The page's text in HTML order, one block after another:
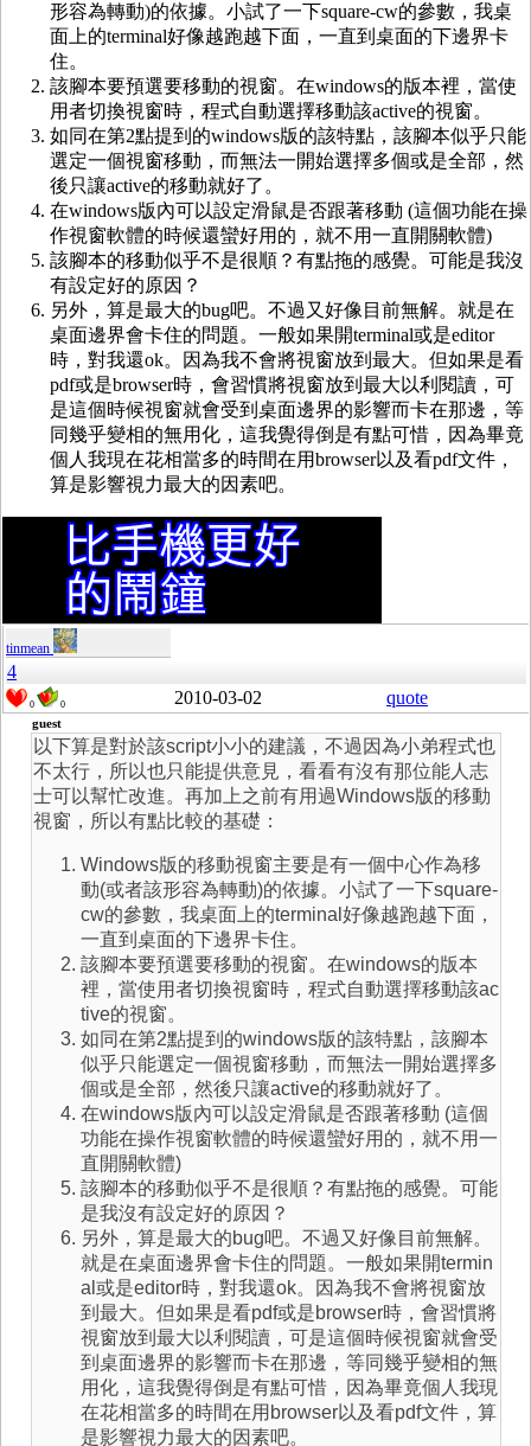
形容為轉動)的依據。小試了一下square-cw的參數，我桌
面上的terminal好像越跑越下面，一直到桌面的下邊界卡
住。
該腳本要預選要移動的視窗。在windows的版本裡，當使
用者切換視窗時，程式自動選擇移動該active的視窗。
如同在第2點提到的windows版的該特點，該腳本似乎只能
選定一個視窗移動，而無法一開始選擇多個或是全部，然
後只讓active的移動就好了。
在windows版內可以設定滑鼠是否跟著移動 (這個功能在操
作視窗軟體的時候還蠻好用的，就不用一直開關軟體)
該腳本的移動似乎不是很順？有點拖的感覺。可能是我沒
有設定好的原因？
另外，算是最大的bug吧。不過又好像目前無解。就是在
桌面邊界會卡住的問題。一般如果開terminal或是editor
時，對我還ok。因為我不會將視窗放到最大。但如果是看
pdf或是browser時，會習慣將視窗放到最大以利閱讀，可
是這個時候視窗就會受到桌面邊界的影響而卡在那邊，等
同幾乎變相的無用化，這我覺得倒是有點可惜，因為畢竟
個人我現在花相當多的時間在用browser以及看pdf文件，
算是影響視力最大的因素吧。
tinmean
4
0 0 2010-03-02 quote
guest
以下算是對於該script小小的建議，不過因為小弟程式也
不太行，所以也只能提供意見，看看有沒有那位能人志
士可以幫忙改進。再加上之前有用過Windows版的移動
視窗，所以有點比較的基礎：
Windows版的移動視窗主要是有一個中心作為移
動(或者該形容為轉動)的依據。小試了一下square-
cw的參數，我桌面上的terminal好像越跑越下面，
一直到桌面的下邊界卡住。
該腳本要預選要移動的視窗。在windows的版本
裡，當使用者切換視窗時，程式自動選擇移動該ac
tive的視窗。
如同在第2點提到的windows版的該特點，該腳本
似乎只能選定一個視窗移動，而無法一開始選擇多
個或是全部，然後只讓active的移動就好了。
在windows版內可以設定滑鼠是否跟著移動 (這個
功能在操作視窗軟體的時候還蠻好用的，就不用一
直開關軟體)
該腳本的移動似乎不是很順？有點拖的感覺。可能
是我沒有設定好的原因？
另外，算是最大的bug吧。不過又好像目前無解。
就是在桌面邊界會卡住的問題。一般如果開termin
al或是editor時，對我還ok。因為我不會將視窗放
到最大。但如果是看pdf或是browser時，會習慣將
視窗放到最大以利閱讀，可是這個時候視窗就會受
到桌面邊界的影響而卡在那邊，等同幾乎變相的無
用化，這我覺得倒是有點可惜，因為畢竟個人我現
在花相當多的時間在用browser以及看pdf文件，算
是影響視力最大的因素吧。